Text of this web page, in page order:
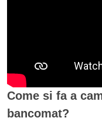
Come si fa a
bancomat?